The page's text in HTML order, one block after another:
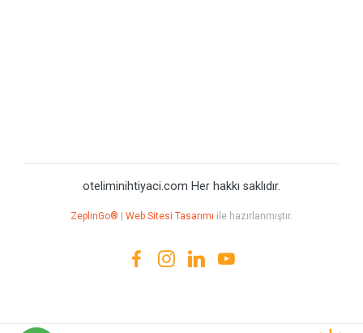
oteliminihtiyaci.com Her hakkı saklıdır.
ZeplinGo® Web Sitesi Tasarımı ile hazırlanmıştır.